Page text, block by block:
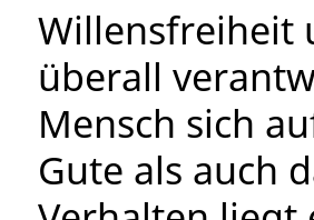
Willensfreiheit
überall
Mensch sich
Gute als auch